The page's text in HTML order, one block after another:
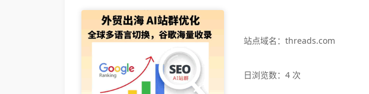
站点域名：threads.com
日浏览数：4 次